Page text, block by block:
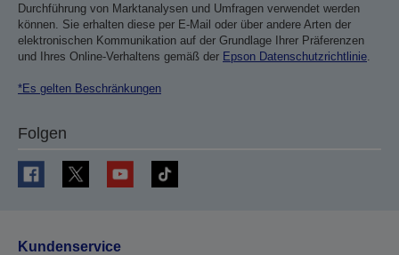
Durchführung von Marktanalysen und Umfragen verwendet werden
können. Sie erhalten diese per E-Mail oder über andere Arten der
elektronischen Kommunikation auf der Grundlage Ihrer Präferenzen
und Ihres Online-Verhaltens gemäß der Epson Datenschutzrichtlinie
*Es gelten Beschränkungen
Folgen
Kundenservice